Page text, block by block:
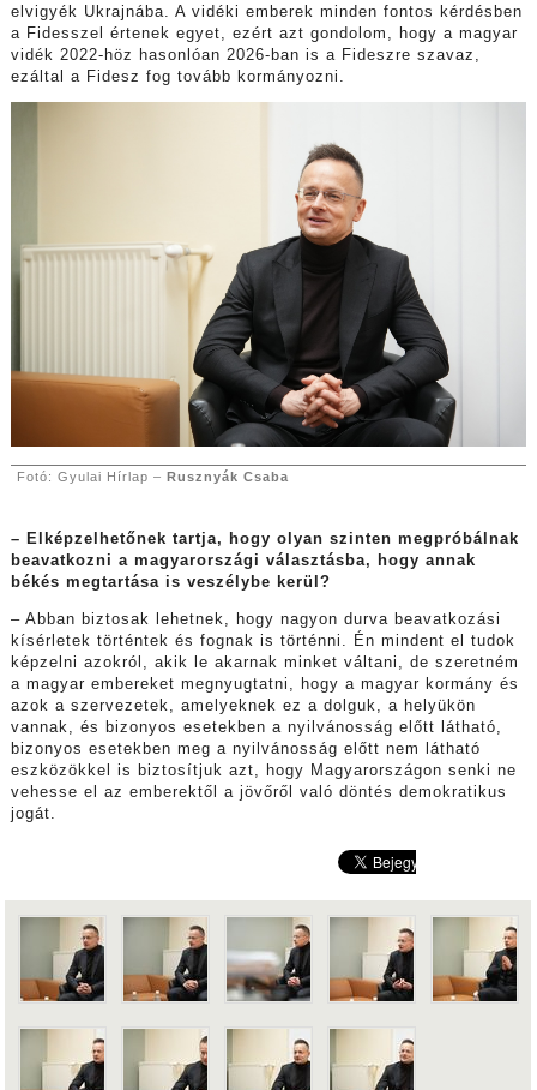
elvigyék Ukrajnába. A vidéki emberek minden fontos kérdésben
a Fidesszel értenek egyet, ezért azt gondolom, hogy a magyar
vidék 2022-höz hasonlóan 2026-ban is a Fideszre szavaz,
ezáltal a Fidesz fog tovább kormányozni.
Fotó: Gyulai Hírlap – Rusznyák Csaba
– Elképzelhetőnek tartja, hogy olyan szinten megpróbálnak
beavatkozni a magyarországi választásba, hogy annak
békés megtartása is veszélybe kerül?
– Abban biztosak lehetnek, hogy nagyon durva beavatkozási
kísérletek történtek és fognak is történni. Én mindent el tudok
képzelni azokról, akik le akarnak minket váltani, de szeretném
a magyar embereket megnyugtatni, hogy a magyar kormány és
azok a szervezetek, amelyeknek ez a dolguk, a helyükön
vannak, és bizonyos esetekben a nyilvánosság előtt látható,
bizonyos esetekben meg a nyilvánosság előtt nem látható
eszközökkel is biztosítjuk azt, hogy Magyarországon senki ne
vehesse el az emberektől a jövőről való döntés demokratikus
jogát.